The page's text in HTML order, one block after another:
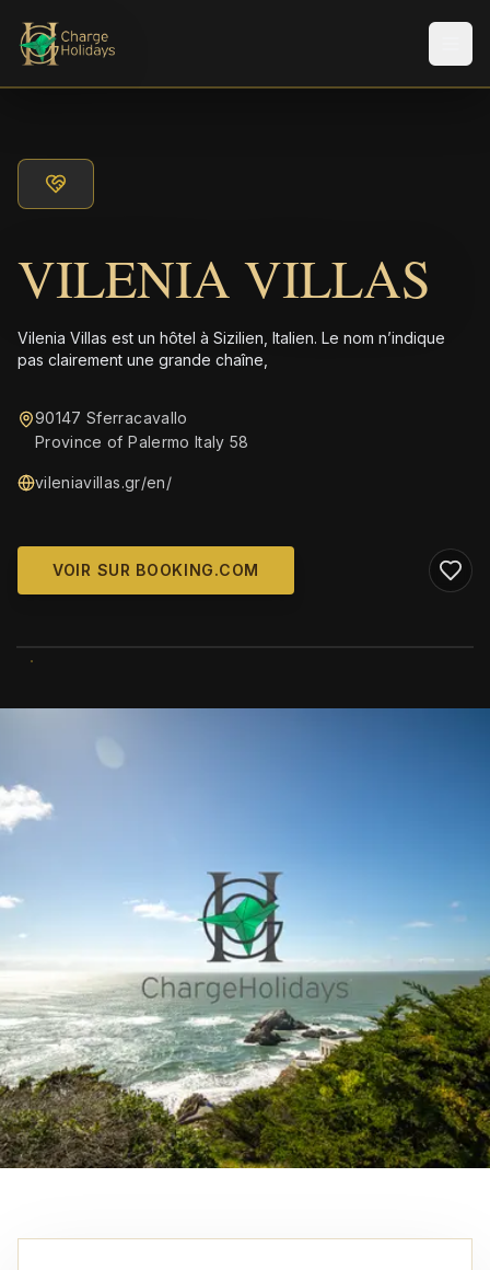
VILENIA VILLAS
Vilenia Villas est un hôtel à Sizilien, Italien. Le nom n’indique
pas clairement une grande chaîne,
90147 Sferracavallo
Province of Palermo Italy 58
vileniavillas.gr/en/
VOIR SUR BOOKING.COM